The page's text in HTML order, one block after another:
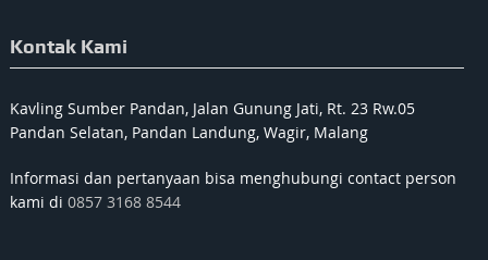
Kontak Kami
Kavling Sumber Pandan, Jalan Gunung Jati, Rt. 23 Rw.05
Pandan Selatan, Pandan Landung, Wagir, Malang
Informasi dan pertanyaan bisa menghubungi contact person
kami di 0857 3168 8544